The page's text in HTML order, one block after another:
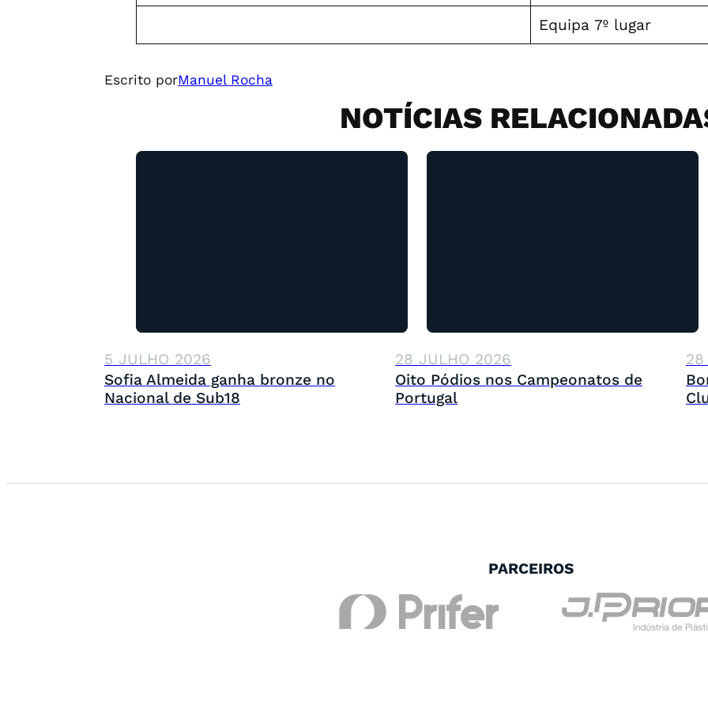
Equipa 7º lugar
Escrito porManuel Rocha
NOTÍCIAS
5 JULHO 2026
Sofia Almeida ganha bronze no
Nacional de Sub18
28 JULHO 2026
Oito Pódios nos Campeonatos de
Portugal
28
PARCEIROS